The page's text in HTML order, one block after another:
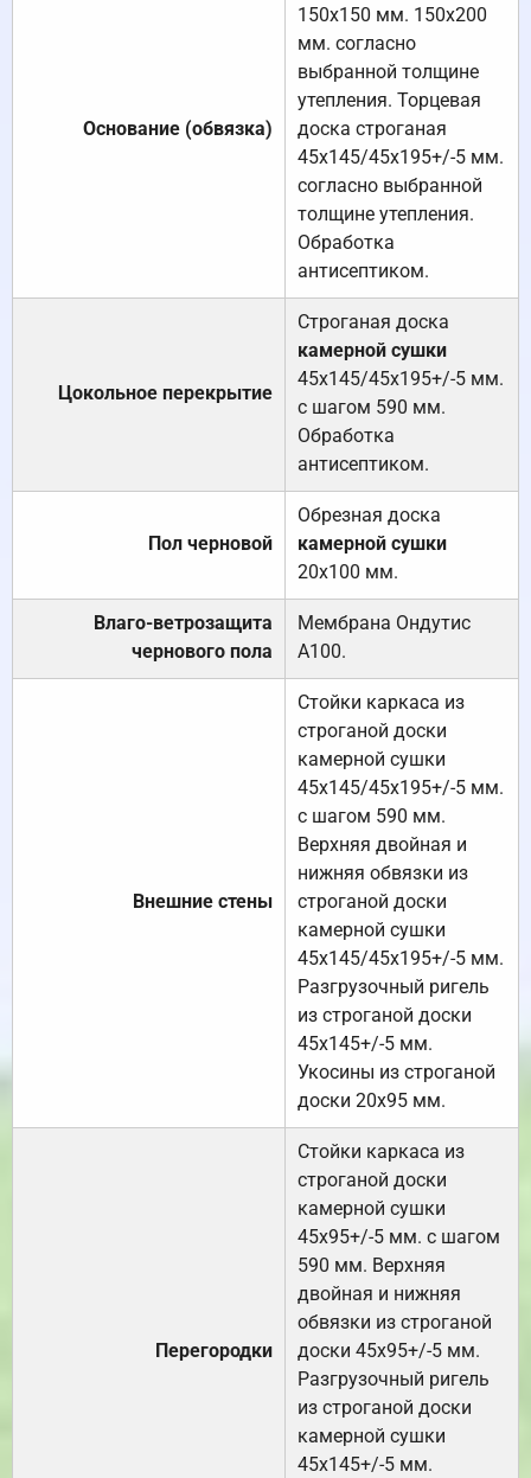
Основание (обвязка)
150х150 мм. 150х200
мм. согласно
выбранной толщине
утепления. Торцевая
доска строганая
45х145/45х195+/-5 мм.
согласно выбранной
толщине утепления.
Обработка
антисептиком.
Цокольное перекрытие
Строганая доска
камерной сушки
45х145/45х195+/-5 мм.
с шагом 590 мм.
Обработка
антисептиком.
Пол черновой
Обрезная доска
камерной сушки
20х100 мм.
Влаго-ветрозащита
чернового пола
Мембрана Ондутис
А100.
Внешние стены
Стойки каркаса из
строганой доски
камерной сушки
45х145/45х195+/-5 мм.
с шагом 590 мм.
Верхняя двойная и
нижняя обвязки из
строганой доски
камерной сушки
45х145/45х195+/-5 мм.
Разгрузочный ригель
из строганой доски
45х145+/-5 мм.
Укосины из строганой
доски 20х95 мм.
Перегородки
Стойки каркаса из
строганой доски
камерной сушки
45х95+/-5 мм. с шагом
590 мм. Верхняя
двойная и нижняя
обвязки из строганой
доски 45х95+/-5 мм.
Разгрузочный ригель
из строганой доски
камерной сушки
45х145+/-5 мм.